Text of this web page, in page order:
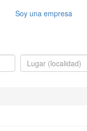
Soy una empresa